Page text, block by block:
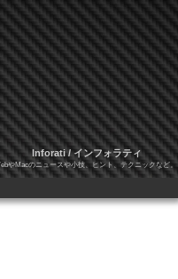
Inforati / インフォラティ
やMacのニュースや小技、ヒント、テクニックなど。